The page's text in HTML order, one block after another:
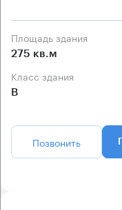
Площадь здания
275 кв.м
Класс здания
B
Позвонить